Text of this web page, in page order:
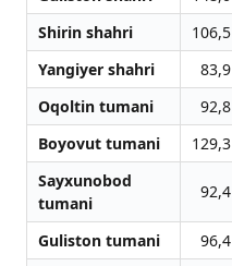
Shirin shahri
106,5
Yangiyer shahri
83,9
Oqoltin tumani
92,8
Boyovut tumani
129,3
Sayxunobod
tumani
92,4
Guliston tumani 96,4